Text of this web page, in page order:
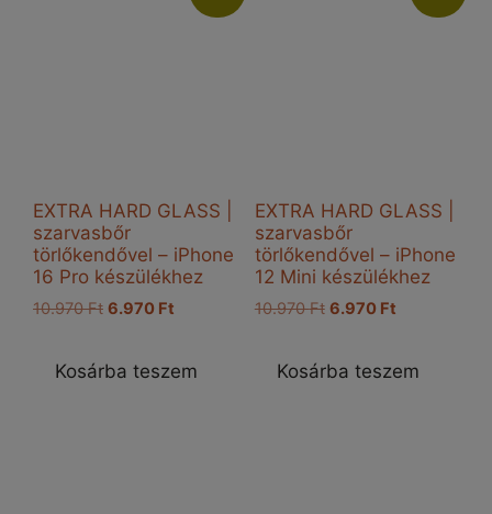
EXTRA HARD GLASS |
szarvasbőr
törlőkendővel – iPhone
16 Pro készülékhez
10.970Ft Original
10.970 Ft.
6.970 Ft
6.970 Ft.
Kosárba teszem
EXTRA HARD GLASS |
szarvasbőr
törlőkendővel – iPhone
12 Mini készülékhez
10.970Ft Original
10.970 Ft.
6.970 FtCurrent
6.970 Ft.
Kosárba teszem